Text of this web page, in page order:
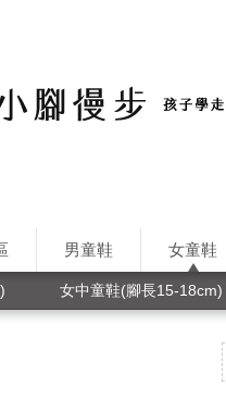
男童鞋 女童鞋
女中童鞋(腳長15-18cm)